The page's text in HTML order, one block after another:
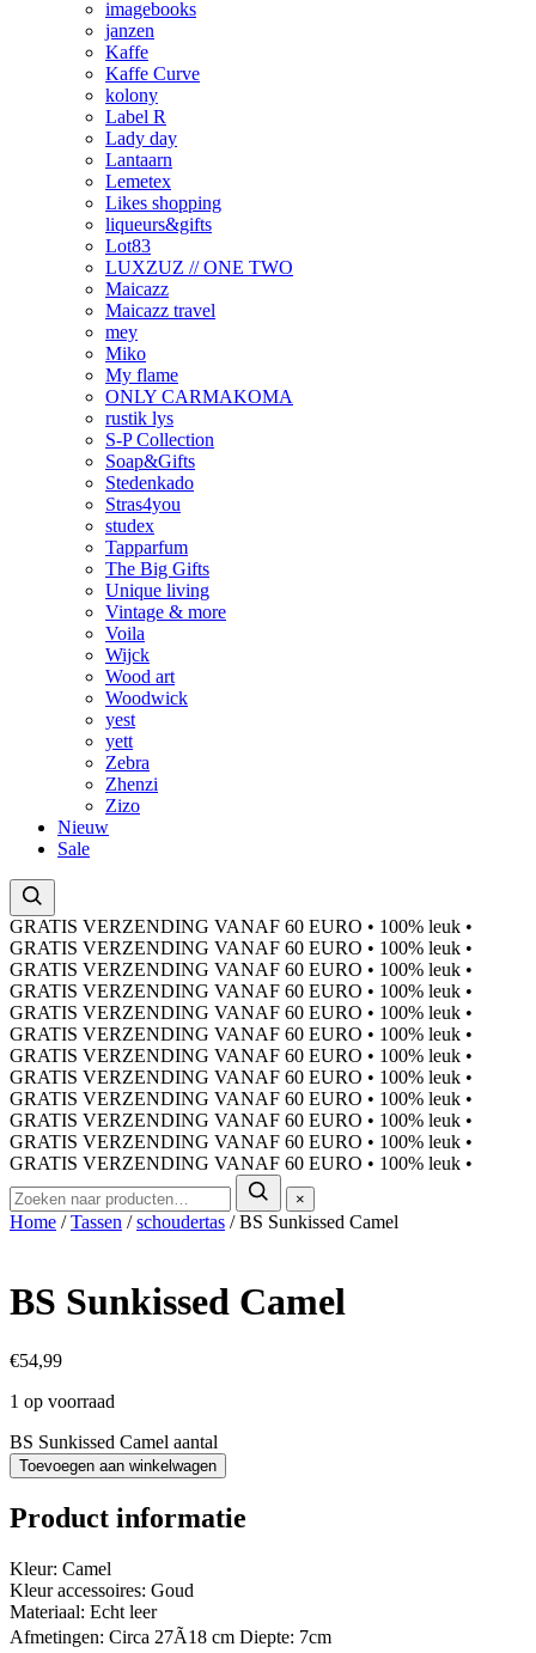
imagebooks
janzen
Kaffe
Kaffe Curve
kolony
Label R
Lady day
Lantaarn
Lemetex
Likes shopping
liqueurs&gifts
Lot83
LUXZUZ // ONE TWO
Maicazz
Maicazz travel
mey
Miko
My flame
ONLY CARMAKOMA
rustik lys
S-P Collection
Soap&Gifts
Stedenkado
Stras4you
studex
Tapparfum
The Big Gifts
Unique living
Vintage & more
Voila
Wijck
Wood art
Woodwick
yest
yett
Zebra
Zhenzi
Zizo
Nieuw
Sale
GRATIS VERZENDING VANAF 60 EURO • 100% leuk •
GRATIS VERZENDING VANAF 60 EURO • 100% leuk •
GRATIS VERZENDING VANAF 60 EURO • 100% leuk •
GRATIS VERZENDING VANAF 60 EURO • 100% leuk •
GRATIS VERZENDING VANAF 60 EURO • 100% leuk •
GRATIS VERZENDING VANAF 60 EURO • 100% leuk •
GRATIS VERZENDING VANAF 60 EURO • 100% leuk •
GRATIS VERZENDING VANAF 60 EURO • 100% leuk •
GRATIS VERZENDING VANAF 60 EURO • 100% leuk •
GRATIS VERZENDING VANAF 60 EURO • 100% leuk •
GRATIS VERZENDING VANAF 60 EURO • 100% leuk •
GRATIS VERZENDING VANAF 60 EURO • 100% leuk •
×
Home /Tassen /schoudertas / BS Sunkissed Camel
BS Sunkissed Camel
€54,99
1 op voorraad
BS Sunkissed Camel aantal
Toevoegen aan winkelwagen
Product informatie
Kleur: Camel
Kleur accessoires: Goud
Materiaal: Echt leer
Afmetingen: Circa 27Ã18 cm Diepte: 7cm